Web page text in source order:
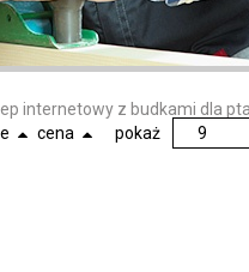
internetowy z budkami dla
cena pokaż